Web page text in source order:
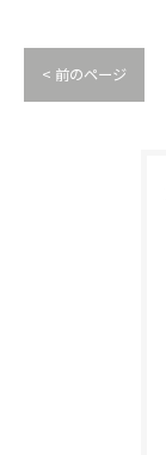
< 前のページ